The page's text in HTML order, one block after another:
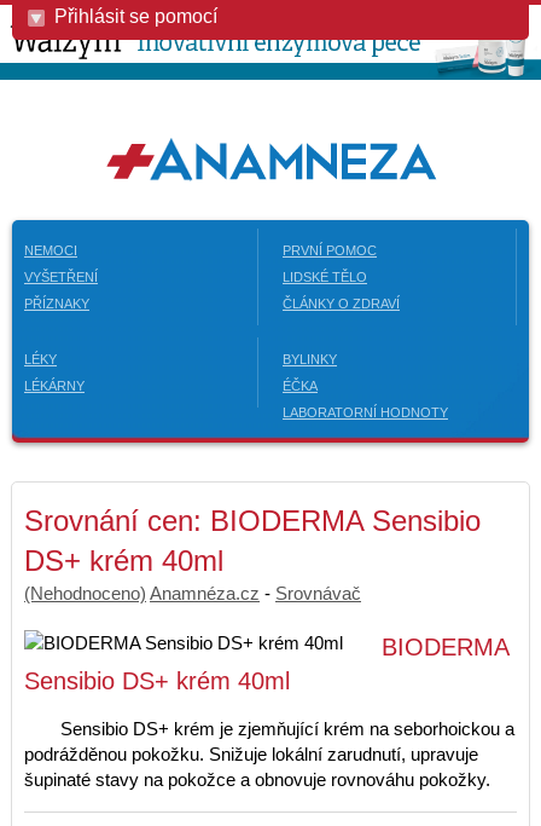
Přihlásit se pomocí
NEMOCI
VYŠETŘENÍ
PŘÍZNAKY
PRVNÍ POMOC
LIDSKÉ TĚLO
ČLÁNKY O ZDRAVÍ
LÉKY
LÉKÁRNY
BYLINKY
ÉČKA
LABORATORNÍ HODNOTY
Srovnání cen: BIODERMA Sensibio
DS+ krém 40ml
(Nehodnoceno) Anamnéza.cz - Srovnávač
BIODERMA
Sensibio DS+ krém 40ml
Sensibio DS+ krém je zjemňující krém na seborhoickou a
podrážděnou pokožku. Snižuje lokální zarudnutí, upravuje
šupinaté stavy na pokožce a obnovuje rovnováhu pokožky.